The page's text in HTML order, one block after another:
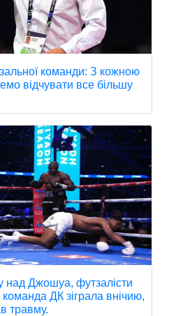
команди: З кожною
відчувати все більшу
над Джошуа, футзалісти
ДК зіграла внічию,
травму.